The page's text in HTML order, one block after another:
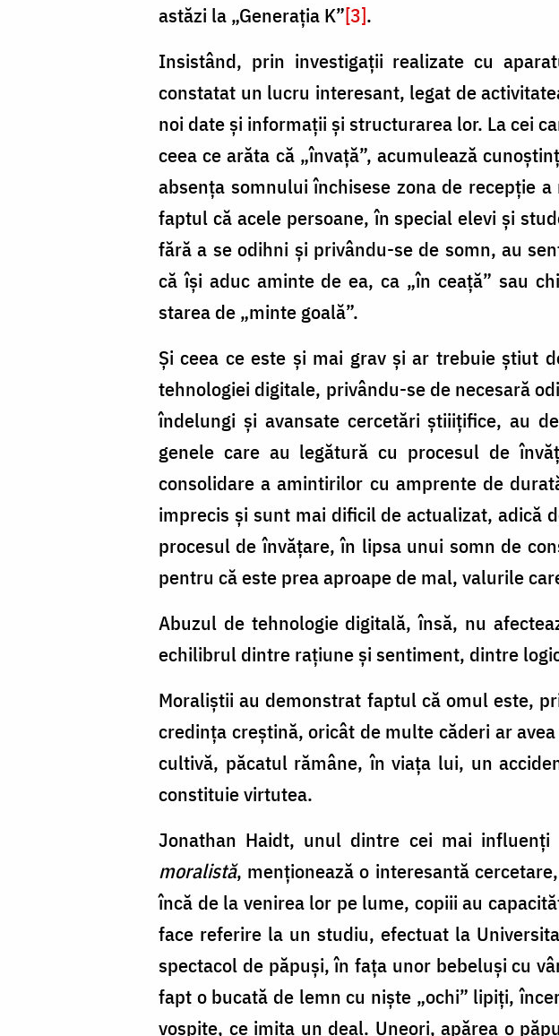
astăzi la „Generația K”[3].
Insistând, prin investigații realizate cu
constatat un lucru interesant, legat de
noi date și informații și structurarea lor. La cei
ceea ce arăta că „învață”, acumulează
absența somnului închisese zona de recepție
faptul că acele persoane, în special elevi și
fără a se odihni și privându-se de somn, au
că își aduc aminte de ea, ca „în ceață” sau
starea de „minte goală”.
Și ceea ce este și mai grav și ar trebuie știut
tehnologiei digitale, privându-se de necesară
îndelungi și avansate cercetări știiițifice, au
genele care au legătură cu procesul de
consolidare a amintirilor cu amprente de
imprecis și sunt mai dificil de actualizat, adică
procesul de învățare, în lipsa unui somn de
pentru că este prea aproape de mal, valurile
Abuzul de tehnologie digitală, însă, nu
echilibrul dintre rațiune și sentiment, dintre
Moraliștii au demonstrat faptul că omul este,
credința creștină, oricât de multe căderi ar
cultivă, păcatul rămâne, în viața lui, un
constituie virtutea.
Jonathan Haidt, unul dintre cei mai
moralistă, menționează o interesantă
încă de la venirea lor pe lume, copiii au
face referire la un studiu, efectuat la
spectacol de păpuși, în fața unor bebeluși cu
fapt o bucată de lemn cu niște „ochi” lipiți,
vospite, ce imita un deal. Uneori, apărea o